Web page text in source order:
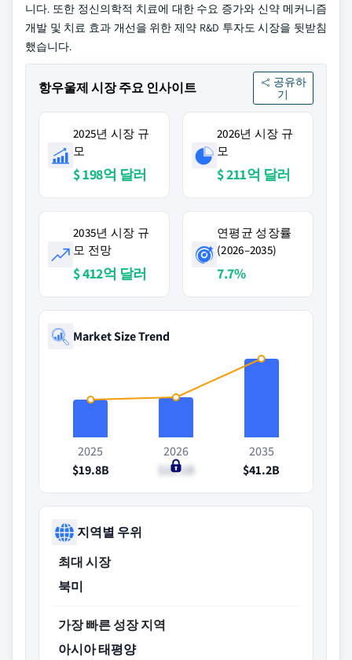
니다. 또한 정신의학적 치료에 대한 수요 증가와 신약 메커니즘
개발 및 치료 효과 개선을 위한 제약 R&D 투자도 시장을 뒷받침
했습니다.
항우울제 시장 주요 인사이트
공유하
기
2025년 시장 규
모
$ 198억 달러
2026년 시장 규
모
$ 211억 달러
2035년 시장 규
모 전망
$ 412억 달러
연평균 성장률
(2026–2035)
7.7%
Market Size Trend
2025
$19.8B
2026
$21.1B
2035
$41.2B
지역별 우위
최대 시장
북미
가장 빠른 성장 지역
아시아 태평양